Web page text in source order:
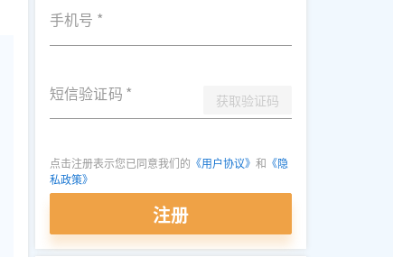
手机号 *
短信验证码 * 获取验证码
点击注册表示您已同意我们的 《用户协议》 和 《隐
私政策》
注册